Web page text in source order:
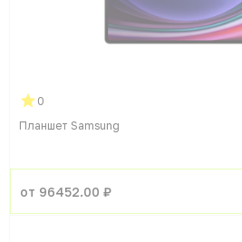
0
Планшет Samsung
от 96452.00 ₽